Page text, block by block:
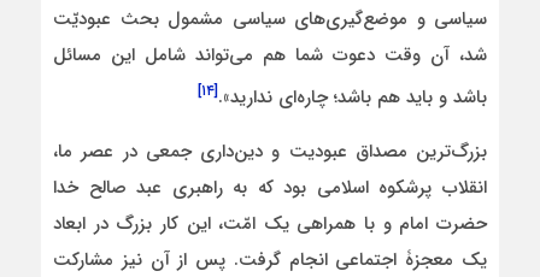
سیاسی و موضع‌گیری‌های سیاسی مشمول بحث عبودیّت
شد، آن وقت دعوت شما هم می‌تواند شامل این مسائل
باشد و باید هم باشد؛ چاره‌ای ندارید».[۱۴]
بزرگ‌ترین مصداق عبودیت و دین‌داری جمعی در عصر ما،
انقلاب پرشکوه اسلامی بود که به راهبری عبد صالح خدا
حضرت امام و با همراهی یک امّت، این کار بزرگ در ابعاد
یک معجزۀ اجتماعی انجام گرفت. پس از آن نیز مشارکت